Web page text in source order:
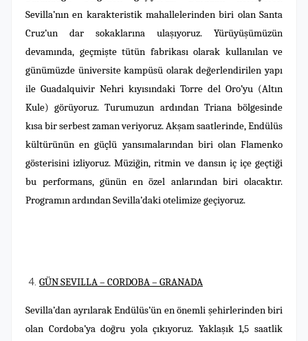
Sevilla’nın en karakteristik mahallelerinden biri olan Santa
Cruz’un dar sokaklarına ulaşıyoruz. Yürüyüşümüzün
devamında, geçmişte tütün fabrikası olarak kullanılan ve
günümüzde üniversite kampüsü olarak değerlendirilen yapı
ile Guadalquivir Nehri kıyısındaki Torre del Oro’yu (Altın
Kule) görüyoruz. Turumuzun ardından Triana bölgesinde
kısa bir serbest zaman veriyoruz. Akşam saatlerinde, Endülüs
kültürünün en güçlü yansımalarından biri olan Flamenko
gösterisini izliyoruz. Müziğin, ritmin ve dansın iç içe geçtiği
bu performans, günün en özel anlarından biri olacaktır.
Programın ardından Sevilla’daki otelimize geçiyoruz.
GÜN SEVILLA – CORDOBA – GRANADA
Sevilla’dan ayrılarak Endülüs’ün en önemli şehirlerinden biri
olan Cordoba’ya doğru yola çıkıyoruz. Yaklaşık 1,5 saatlik